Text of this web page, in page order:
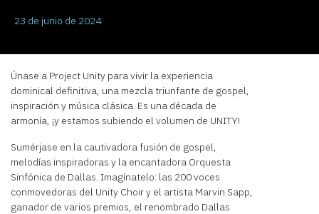
23 de junio de 2024
Únase a Project Unity para vivir la experiencia
dominical definitiva, una mezcla triunfante de gospel,
inspiración y música clásica. Es una década de
armonía, ¡y estamos subiendo el volumen de UNITY!
Sumérjase en la cautivadora fusión de gospel,
melodías inspiradoras y la encantadora Orquesta
Sinfónica de Dallas. Imagínatelo: las 200 voces
conmovedoras del Unity Choir y el artista Marvin Sapp,
ganador de varios premios, el renombrado Dallas